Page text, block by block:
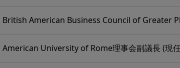
British American Business Council of Greater
American University of Rome理事会副議長 (現